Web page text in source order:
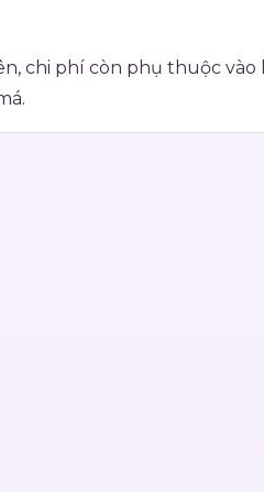
chi phí còn phụ thuộc